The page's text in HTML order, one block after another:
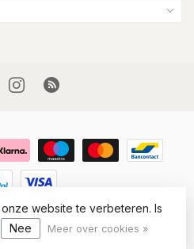
Lederwaren- Powered by
designbyDyvelopment
website te verbeteren. Is
Nee Meer over cookies »